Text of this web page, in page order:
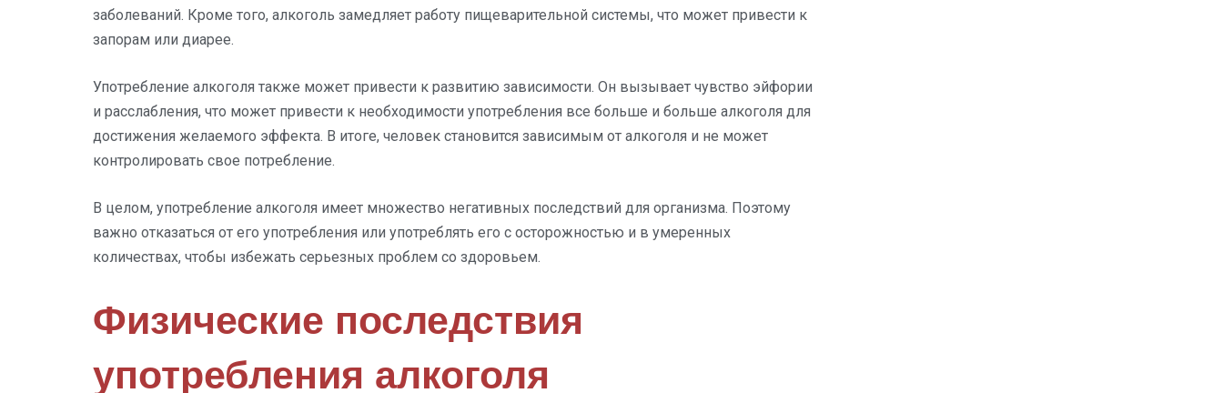
заболеваний. Кроме того, алкоголь замедляет работу пищеварительной системы, что может привести к
запорам или диарее.
Употребление алкоголя также может привести к развитию зависимости. Он вызывает чувство эйфории
и расслабления, что может привести к необходимости употребления все больше и больше алкоголя для
достижения желаемого эффекта. В итоге, человек становится зависимым от алкоголя и не может
контролировать свое потребление.
В целом, употребление алкоголя имеет множество негативных последствий для организма. Поэтому
важно отказаться от его употребления или употреблять его с осторожностью и в умеренных
количествах, чтобы избежать серьезных проблем со здоровьем.
Физические последствия
употребления алкоголя